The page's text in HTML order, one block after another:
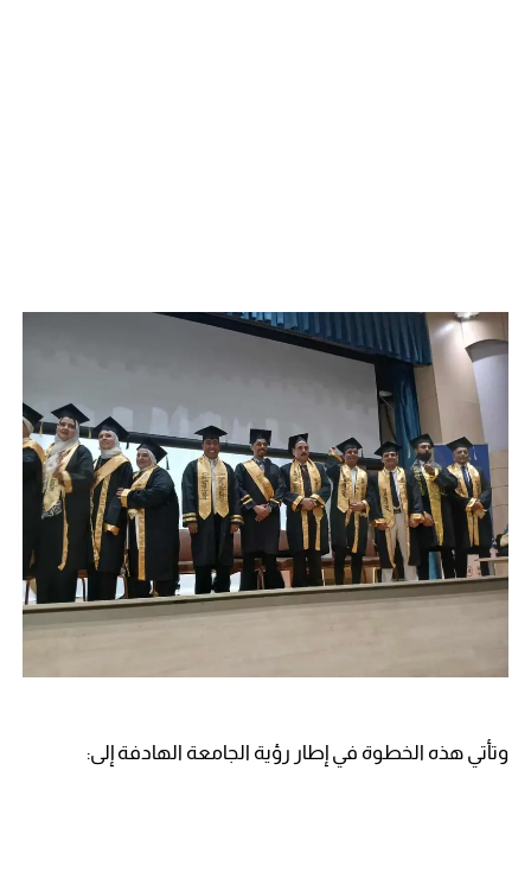
وتأتي هذه الخطوة في إطار رؤية الجامعة الهادفة إلى: